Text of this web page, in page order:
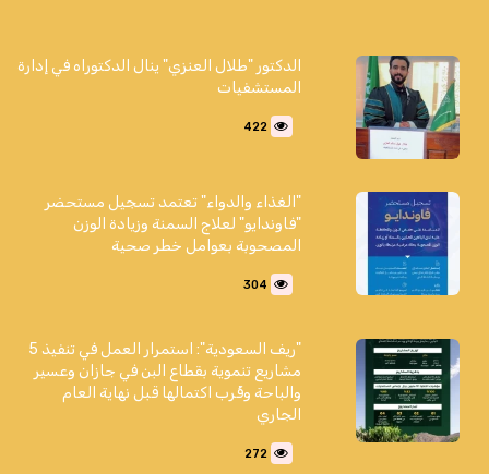
الدكتور "طلال العنزي" ينال الدكتوراه في إدارة
المستشفيات
422
"الغذاء والدواء" تعتمد تسجيل مستحضر
"فاوندايو" لعلاج السمنة وزيادة الوزن
المصحوبة بعوامل خطر صحية
304
"ريف السعودية": استمرار العمل في تنفيذ 5
مشاريع تنموية بقطاع البن في جازان وعسير
والباحة وقُرب اكتمالها قبل نهاية العام
الجاري
272